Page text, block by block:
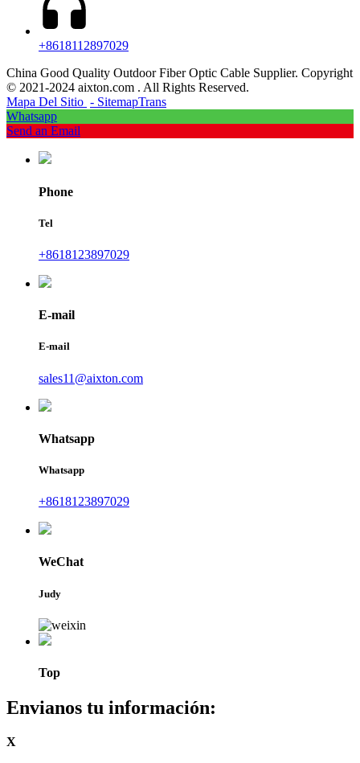
+8618112897029
China Good Quality Outdoor Fiber Optic Cable Supplier. Copyright
© 2021-2024 aixton.com . All Rights Reserved.
Mapa Del Sitio - SitemapTrans
Whatsapp
Send an Email
Phone
Tel
+8618123897029
E-mail
E-mail
sales11@aixton.com
Whatsapp
Whatsapp
+8618123897029
WeChat
Judy
Top
Envianos tu información:
X